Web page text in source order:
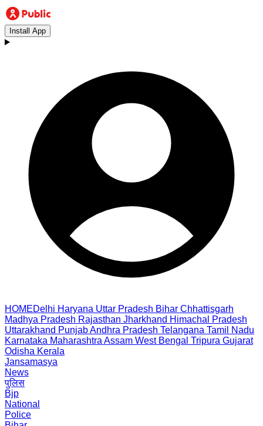
Install App
HOMEDelhi Haryana Uttar Pradesh Bihar Chhattisgarh
Madhya Pradesh Rajasthan Jharkhand Himachal Pradesh
Uttarakhand PunjabAndhra Pradesh Telangana Tamil Nadu
Karnataka Maharashtra Assam West Bengal Tripura Gujarat
Odisha Kerala
Jansamasya
News
पुलिस
Bjp
National
Police